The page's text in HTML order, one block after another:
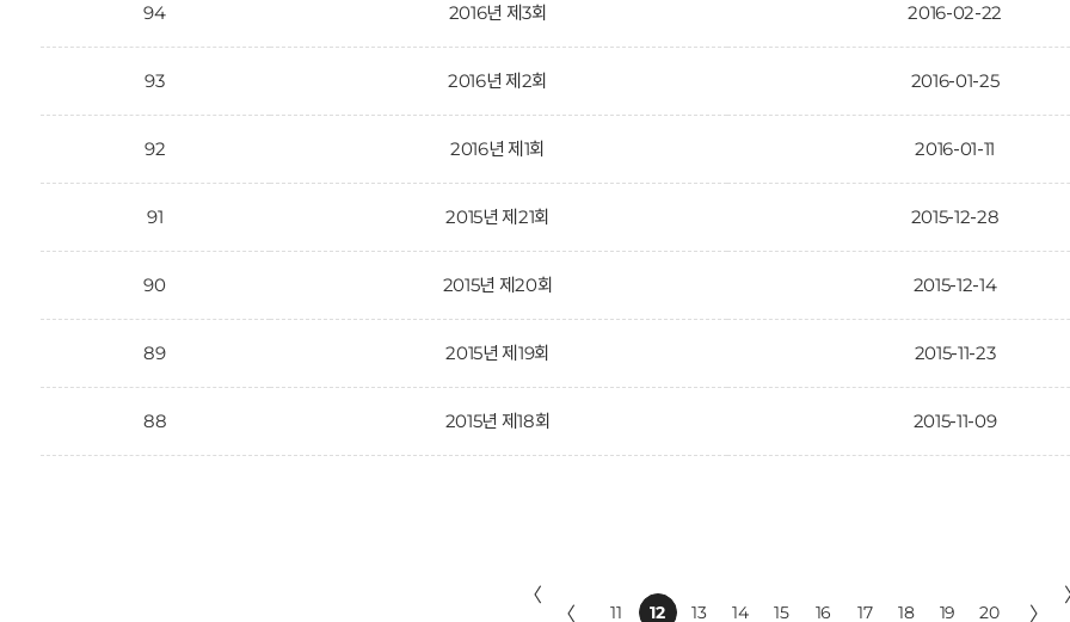
94 2016년 제3회 2016-02-22
93 2016년 제2회 2016-01-25
92 2016년 제1회 2016-01-11
91 2015년 제21회 2015-12-28
90 2015년 제20회 2015-12-14
89 2015년 제19회 2015-11-23
88 2015년 제18회 2015-11-09
〈
〈 11 12 13 14 15 16 17 18 19 20 〉